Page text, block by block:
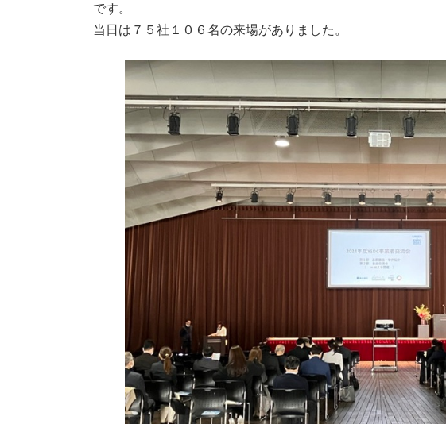
です。
当日は７５社１０６名の来場がありました。